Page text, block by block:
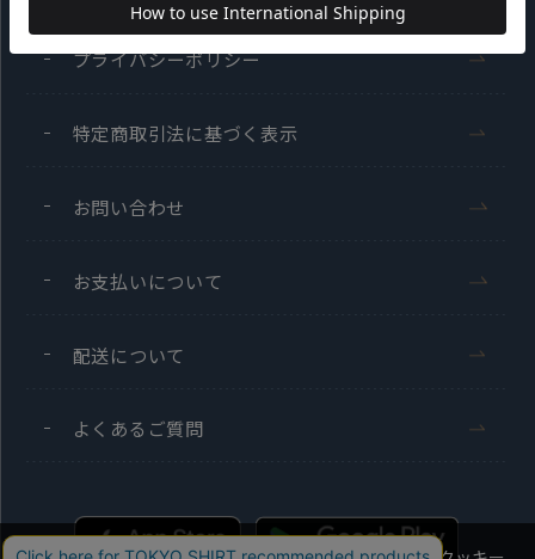
プライバシーポリシー
特定商取引法に基づく表示
お問い合わせ
お支払いについて
配送について
よくあるご質問